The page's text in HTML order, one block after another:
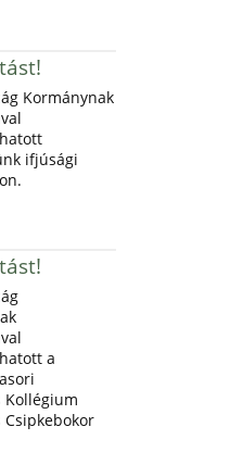
Kormánynak
ifjúsági
a
Kollégium
Csipkebokor